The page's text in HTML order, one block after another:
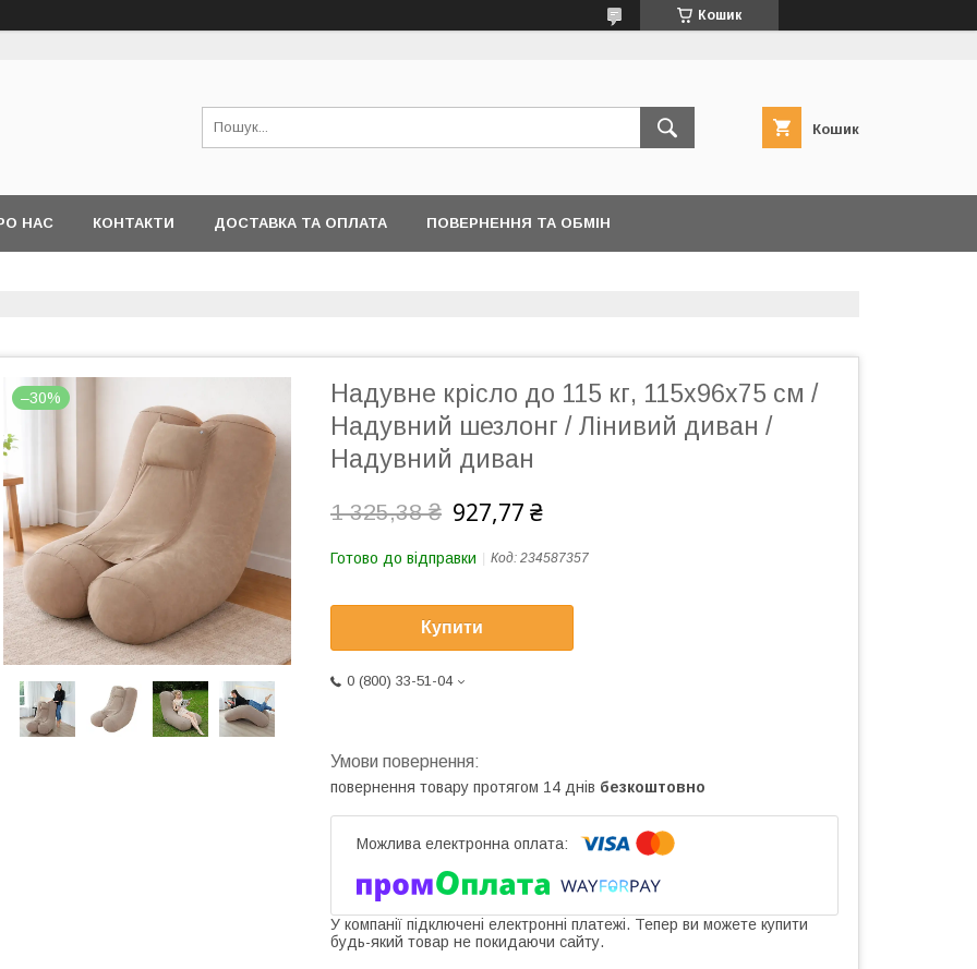
Кошик
Кошик
НАС КОНТАКТИ ДОСТАВКА ТА ОПЛАТА ПОВЕРНЕННЯ ТА ОБМІН
–30%
Надувне крісло до 115 кг, 115х96x75 см /
Надувний шезлонг / Лінивий диван /
Надувний диван
1 325,38 ₴ 927,77 ₴
Готово до відправки Код: 234587357
Купити
0 (800) 33-51-04
повернення товару протягом 14 днів безкоштовно
У компанії підключені електронні платежі. Тепер ви можете купити
будь-який товар не покидаючи сайту.